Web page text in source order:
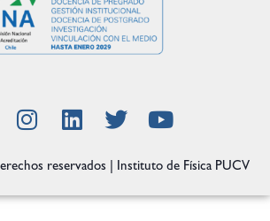
reservados | Instituto de Física PUCV